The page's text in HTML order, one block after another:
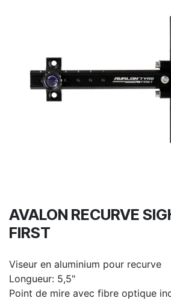
AVALON RECURVE
FIRST
Viseur en aluminium pour recurve
Longueur: 5,5"
Point de mire avec fibre optique